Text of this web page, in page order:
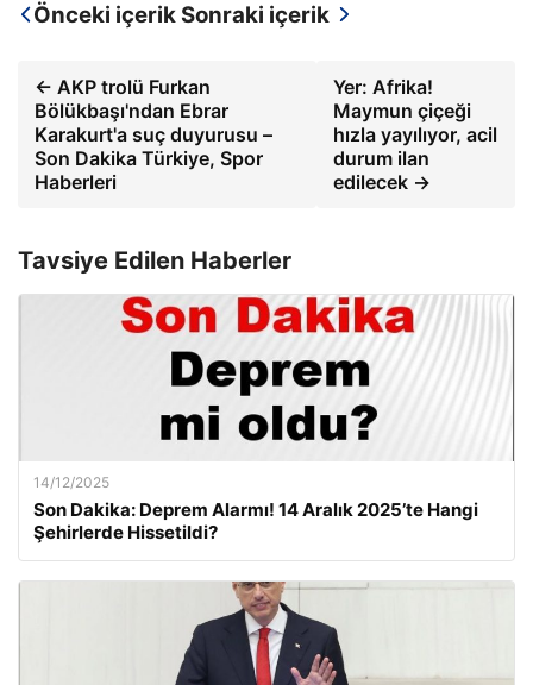
Önceki içerik Sonraki içerik
← AKP trolü Furkan
Bölükbaşı'ndan Ebrar
Karakurt'a suç duyurusu –
Son Dakika Türkiye, Spor
Haberleri
Yer: Afrika!
Maymun çiçeği
hızla yayılıyor, acil
durum ilan
edilecek →
Tavsiye Edilen Haberler
14/12/2025
Son Dakika: Deprem Alarmı! 14 Aralık 2025’te Hangi
Şehirlerde Hissetildi?